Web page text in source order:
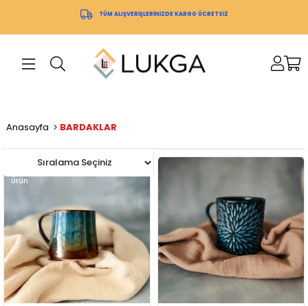
TÜM ALIŞVERİŞLERİNİZDE KARGO ÜCRETSİZ
Anasayfa BARDAKLAR
Ürün